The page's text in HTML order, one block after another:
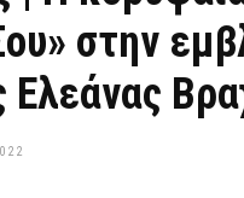
στην
Ελεάνας